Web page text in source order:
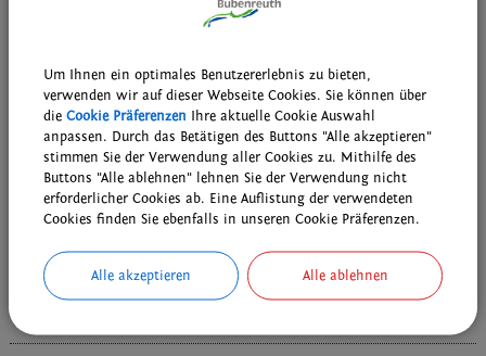
Veranstaltungen
DAV - Wanderung AM-Nord und die Sektion...mehr
Sa 08.08.2026 | 10:30
Grenzfest in unserer Partnerstadt Schönbach/Luby
drucken nach oben
Um Ihnen ein optimales Benutzererlebnis zu bieten,
verwenden wir auf dieser Webseite Cookies. Sie können über
die Cookie Präferenzen Ihre aktuelle Cookie Auswahl
anpassen. Durch das Betätigen des Buttons "Alle akzeptieren"
stimmen Sie der Verwendung aller Cookies zu. Mithilfe des
Buttons "Alle ablehnen" lehnen Sie der Verwendung nicht
erforderlicher Cookies ab. Eine Auflistung der verwendeten
Cookies finden Sie ebenfalls in unseren Cookie Präferenzen.
Alle akzeptieren Alle ablehnen